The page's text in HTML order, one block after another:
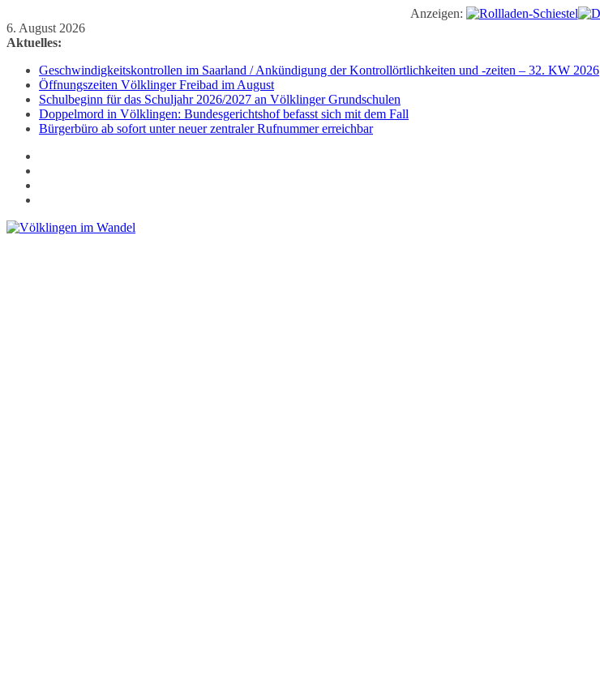
Anzeigen:
Zum
Inhalt
6. August 2026
Aktuelles:
Geschwindigkeitskontrollen im Saarland / Ankündigung der Kontrollörtlichkeiten und -zeiten – 32. KW 2026
Öffnungszeiten Völklinger Freibad im August
Schulbeginn für das Schuljahr 2026/2027 an Völklinger Grundschulen
Doppelmord in Völklingen: Bundesgerichtshof befasst sich mit dem Fall
Bürgerbüro ab sofort unter neuer zentraler Rufnummer erreichbar